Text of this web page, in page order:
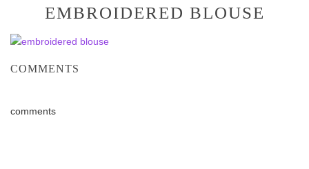
EMBROIDERED BLOUSE
COMMENTS
comments